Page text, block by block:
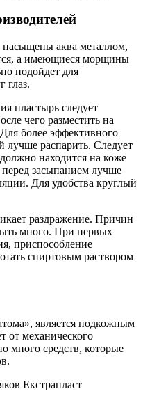
насыщены аква металлом,
а имеющиеся морщины
подойдет для
глаз.
пластырь следует
чего разместить на
более эффективного
лучше распарить. Следует
находится на коже
перед засыпанием лучше
Для удобства круглый
раздражение. Причин
много. При первых
приспособление
спиртовым раствором
является подкожным
от механического
много средств, которые
Екстрапласт